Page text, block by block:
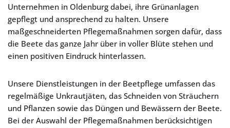
Unternehmen in Oldenburg dabei, ihre Grünanlagen
gepflegt und ansprechend zu halten. Unsere
maßgeschneiderten Pflegemaßnahmen sorgen dafür, dass
die Beete das ganze Jahr über in voller Blüte stehen und
einen positiven Eindruck hinterlassen.
Unsere Dienstleistungen in der Beetpflege umfassen das
regelmäßige Unkrautjäten, das Schneiden von Sträuchern
und Pflanzen sowie das Düngen und Bewässern der Beete.
Bei der Auswahl der Pflegemaßnahmen berücksichtigen